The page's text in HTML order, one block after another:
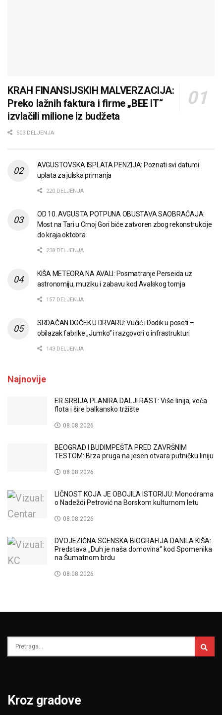
KRAH FINANSIJSKIH MALVERZACIJA:
Preko lažnih faktura i firme „BEE IT“
izvlačili milione iz budžeta
503 DELJENJA
AVGUSTOVSKA ISPLATA PENZIJA: Poznati svi datumi
uplata za julska primanja
220 DELJENJA
OD 10. AVGUSTA POTPUNA OBUSTAVA SAOBRAĆAJA:
Most na Tari u Crnoj Gori biće zatvoren zbog rekonstrukcije
do kraja oktobra
238 DELJENJA
KIŠA METEORA NA AVALI: Posmatranje Perseida uz
astronomiju, muziku i zabavu kod Avalskog tornja
157 DELJENJA
SRDAČAN DOČEK U DRVARU: Vučić i Dodik u poseti –
obilazak fabrike „Jumko” i razgovori o infrastrukturi
143 DELJENJA
Najnovije
ER SRBIJA PLANIRA DALJI RAST: Više linija, veća
flota i šire balkansko tržište
08.08.2026
BEOGRAD I BUDIMPEŠTA PRED ZAVRŠNIM
TESTOM: Brza pruga na jesen otvara putničku liniju
08.08.2026
LIČNOST KOJA JE OBOJILA ISTORIJU: Monodrama
o Nadeždi Petrović na Borskom kulturnom letu
08.08.2026
DVOJEZIČNA SCENSKA BIOGRAFIJA DANILA KIŠA:
Predstava „Duh je naša domovina“ kod Spomenika
na Šumatnom brdu
08.08.2026
Kroz gradove